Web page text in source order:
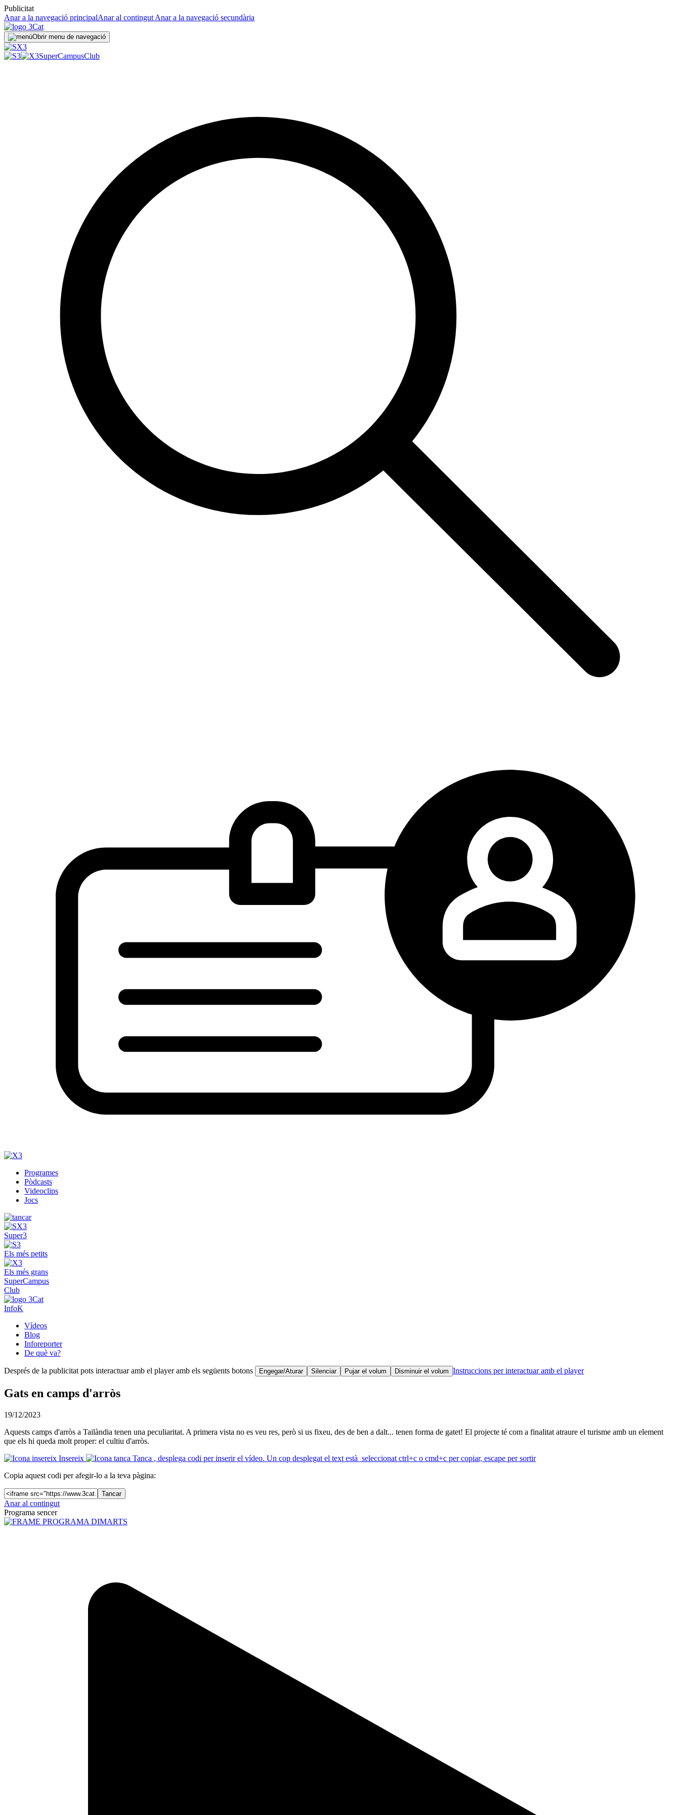
Publicitat
Anar a la navegació principalAnar al contingut Anar a la navegació secundària
Obrir menu de navegació
SuperCampusClub
Programes
Pòdcasts
Videoclips
Jocs
Super3
Els més petits
Els més grans
SuperCampus
Club
InfoK
Vídeos
Blog
Inforeporter
De què va?
Després de la publicitat pots interactuar amb el player amb els següents botons Engegar/Aturar Silenciar Pujar el volum Disminuir el volum Instruccions per interactuar amb el player
Gats en camps d'arròs
19/12/2023
Aquests camps d'arròs a Tailàndia tenen una peculiaritat. A primera vista no es veu res, però si us fixeu, des de ben a dalt... tenen forma de gatet! El projecte té com a finalitat atraure el turisme amb un element
que els hi queda molt proper: el cultiu d'arròs.
Insereix
Tanca , desplega codi per inserir el vídeo. Un cop desplegat el text està seleccionat ctrl+c o cmd+c per copiar, escape per sortir
Copia aquest codi per afegir-lo a la teva pàgina:
Tancar
Anar al contingut
Programa sencer